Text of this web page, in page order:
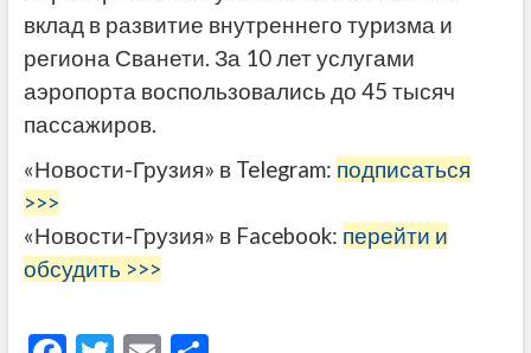
вклад в развитие внутреннего туризма и
региона Сванети. За 10 лет услугами
аэропорта воспользовались до 45 тысяч
пассажиров.
«Новости-Грузия» в Telegram: подписаться
>>>
«Новости-Грузия» в Facebook: перейти и
обсудить >>>